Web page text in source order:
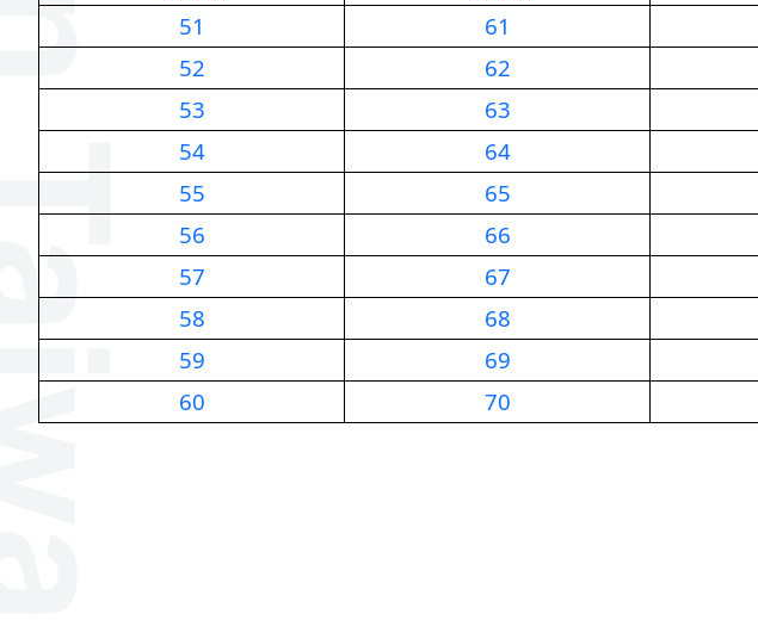
51
61
52 62
53
63
54
64
55
65
56
66
57
67
58
68
59
69
60
70